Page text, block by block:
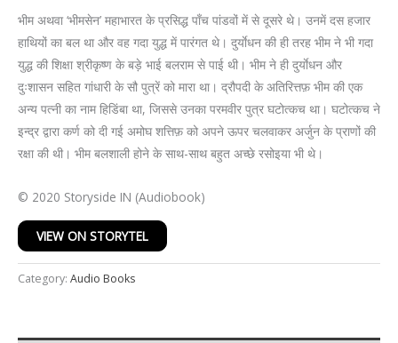
भीम अथवा ‘भीमसेन’ महाभारत के प्रसिद्ध पाँच पांडवों में से दूसरे थे। उनमें दस हजार
हाथियों का बल था और वह गदा युद्ध में पारंगत थे। दुर्याेधन की ही तरह भीम ने भी गदा
युद्ध की शिक्षा श्रीकृष्ण के बड़े भाई बलराम से पाई थी। भीम ने ही दुर्याेधन और
दुःशासन सहित गांधारी के सौ पुत्रें को मारा था। द्रौपदी के अतिरित्तफ़ भीम की एक
अन्य पत्नी का नाम हिडिंबा था, जिससे उनका परमवीर पुत्र घटोत्कच था। घटोत्कच ने
इन्द्र द्वारा कर्ण को दी गई अमोघ शत्तिफ़ को अपने ऊपर चलवाकर अर्जुन के प्राणों की
रक्षा की थी। भीम बलशाली होने के साथ-साथ बहुत अच्छे रसोइया भी थे।
© 2020 Storyside IN (Audiobook)
VIEW ON STORYTEL
Category: Audio Books